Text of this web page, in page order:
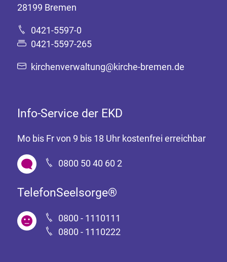
28199 Bremen
0421-5597-0
0421-5597-265
kirchenverwaltung@kirche-bremen.de
Info-Service der EKD
Mo bis Fr von 9 bis 18 Uhr kostenfrei erreichbar
0800 50 40 60 2
TelefonSeelsorge®
0800 - 1110111
0800 - 1110222